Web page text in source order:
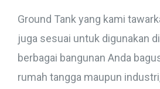
Ground Tank yang kami
juga sesuai untuk digunakan di
berbagai bangunan Anda
rumah tangga maupun